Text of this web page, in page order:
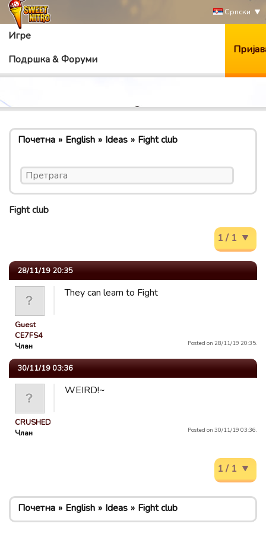
Српски
Игре
Подршка & Форуми
Почетна English Ideas Fight club
Fight club
1 / 1
28/11/19 20:35
Guest
CE7FS4
Члан
They can learn to Fight
Posted on 28/11/19 20:35.
30/11/19 03:36
CRUSHED
Члан
WEIRD!~
Posted on 30/11/19 03:36.
1 / 1
Почетна English Ideas Fight club